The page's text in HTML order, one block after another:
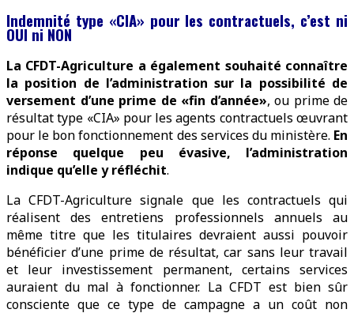
Indemnité type «CIA» pour les contractuels, c’est ni
OUI ni NON
La CFDT-Agriculture a également souhaité connaître
la position de l’administration sur la possibilité de
versement d’une prime de «fin d’année», ou prime de
résultat type «CIA» pour les agents contractuels œuvrant
pour le bon fonctionnement des services du ministère. En
réponse quelque peu évasive, l’administration
indique qu’elle y réfléchit.
La CFDT-Agriculture signale que les contractuels qui
réalisent des entretiens professionnels annuels au
même titre que les titulaires devraient aussi pouvoir
bénéficier d’une prime de résultat, car sans leur travail
et leur investissement permanent, certains services
auraient du mal à fonctionner. La CFDT est bien sûr
consciente que ce type de campagne a un coût non